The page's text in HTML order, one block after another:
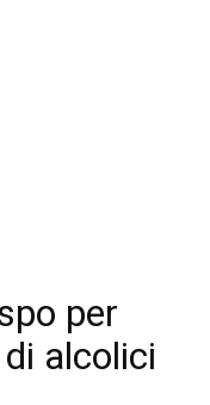
per
alcolici